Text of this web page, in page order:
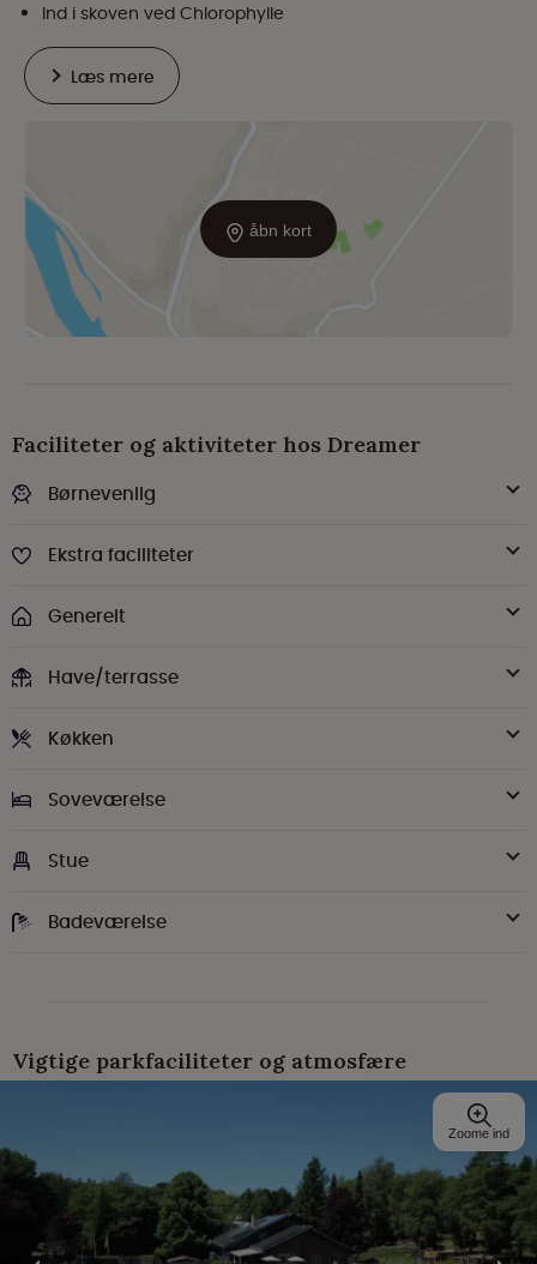
åbn kort
Ind i skoven ved Chlorophylle
Læs mere
Faciliteter og aktiviteter hos Dreamer
Børnevenlig
Ekstra faciliteter
Generelt
Have/terrasse
Køkken
Soveværelse
Stue
Badeværelse
Vigtige parkfaciliteter og atmosfære
Zoome ind